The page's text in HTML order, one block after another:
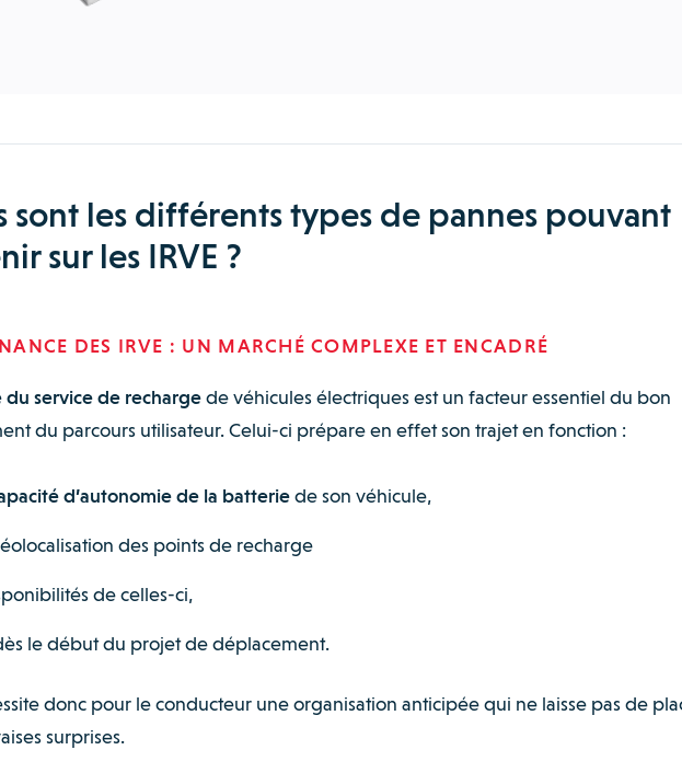
sont les différents types de pannes pouvant
sur les IRVE ?
DES IRVE : UN MARCHÉ COMPLEXE ET ENCADRÉ
du service de rechargede véhicules électriques est un facteur essentiel du bon
du parcours utilisateur. Celui-ci prépare en effet son trajet en fonction :
d’autonomie de la batteriede son véhicule,
des points de recharge
de celles-ci,
le début du projet de déplacement.
donc pour le conducteur une organisation anticipée qui ne laisse pas de
surprises.